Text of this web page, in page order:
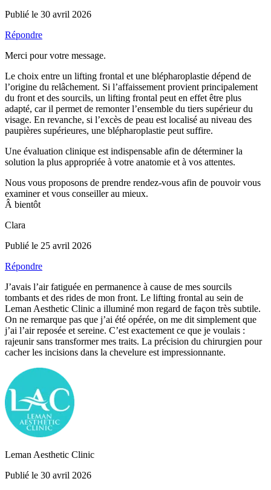
Publié le 30 avril 2026
Répondre
Merci pour votre message.
Le choix entre un lifting frontal et une blépharoplastie dépend de
l’origine du relâchement. Si l’affaissement provient principalement
du front et des sourcils, un lifting frontal peut en effet être plus
adapté, car il permet de remonter l’ensemble du tiers supérieur du
visage. En revanche, si l’excès de peau est localisé au niveau des
paupières supérieures, une blépharoplastie peut suffire.
Une évaluation clinique est indispensable afin de déterminer la
solution la plus appropriée à votre anatomie et à vos attentes.
Nous vous proposons de prendre rendez-vous afin de pouvoir vous
examiner et vous conseiller au mieux.
Â bientôt
Clara
Publié le 25 avril 2026
Répondre
J’avais l’air fatiguée en permanence à cause de mes sourcils
tombants et des rides de mon front. Le lifting frontal au sein de
Leman Aesthetic Clinic a illuminé mon regard de façon très subtile.
On ne remarque pas que j’ai été opérée, on me dit simplement que
j’ai l’air reposée et sereine. C’est exactement ce que je voulais :
rajeunir sans transformer mes traits. La précision du chirurgien pour
cacher les incisions dans la chevelure est impressionnante.
Leman Aesthetic Clinic
Publié le 30 avril 2026